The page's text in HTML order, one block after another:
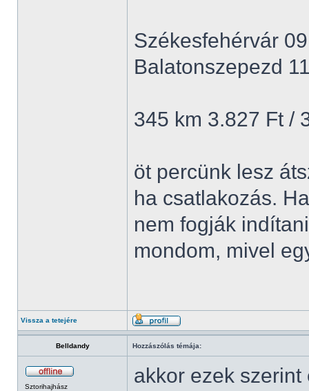
Székesfehérvár
Balatonszepezd
345 km 3.827 Ft /
öt percünk lesz
ha csatlakozás.
nem fogják
mondom, mivel
Vissza a tetejére
Belldandy Hozzászólás témája:
Sztorihajhász akkor ezek